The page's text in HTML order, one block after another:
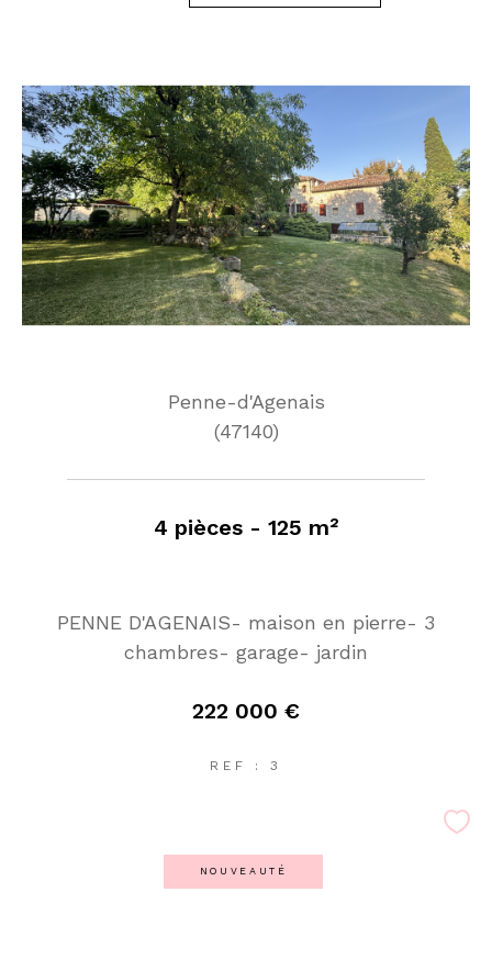
Penne-d'Agenais
(47140)
4 pièces - 125 m²
PENNE D'AGENAIS- maison en pierre- 3
chambres- garage- jardin
222 000 €
REF : 3
NOUVEAUTÉ